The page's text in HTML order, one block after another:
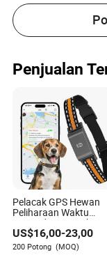
Zane Simpson
berpengalaman
sektor
keahlian yang
pemasok untuk
konsistensi
analisis dan
Penjualan
Pelacak GPS Hewan
Peliharaan Waktu
Nyata dengan Tahan
Air IP65 Monitor
Kesehatan Produk
Hewan Peliharaan
US$16,00-23,00
200 Potong (MOQ)